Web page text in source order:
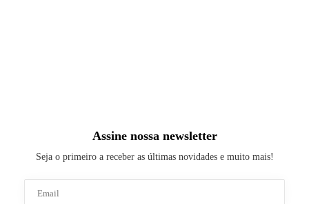
Assine nossa newsletter
Seja o primeiro a receber as últimas novidades e muito mais!